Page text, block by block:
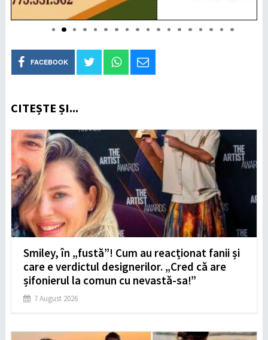
FACEBOOK
CITEȘTE ȘI...
Smiley, în „fustă”! Cum au reacționat fanii și
care e verdictul designerilor. „Cred că are
șifonierul la comun cu nevastă-sa!”
7 August 2026